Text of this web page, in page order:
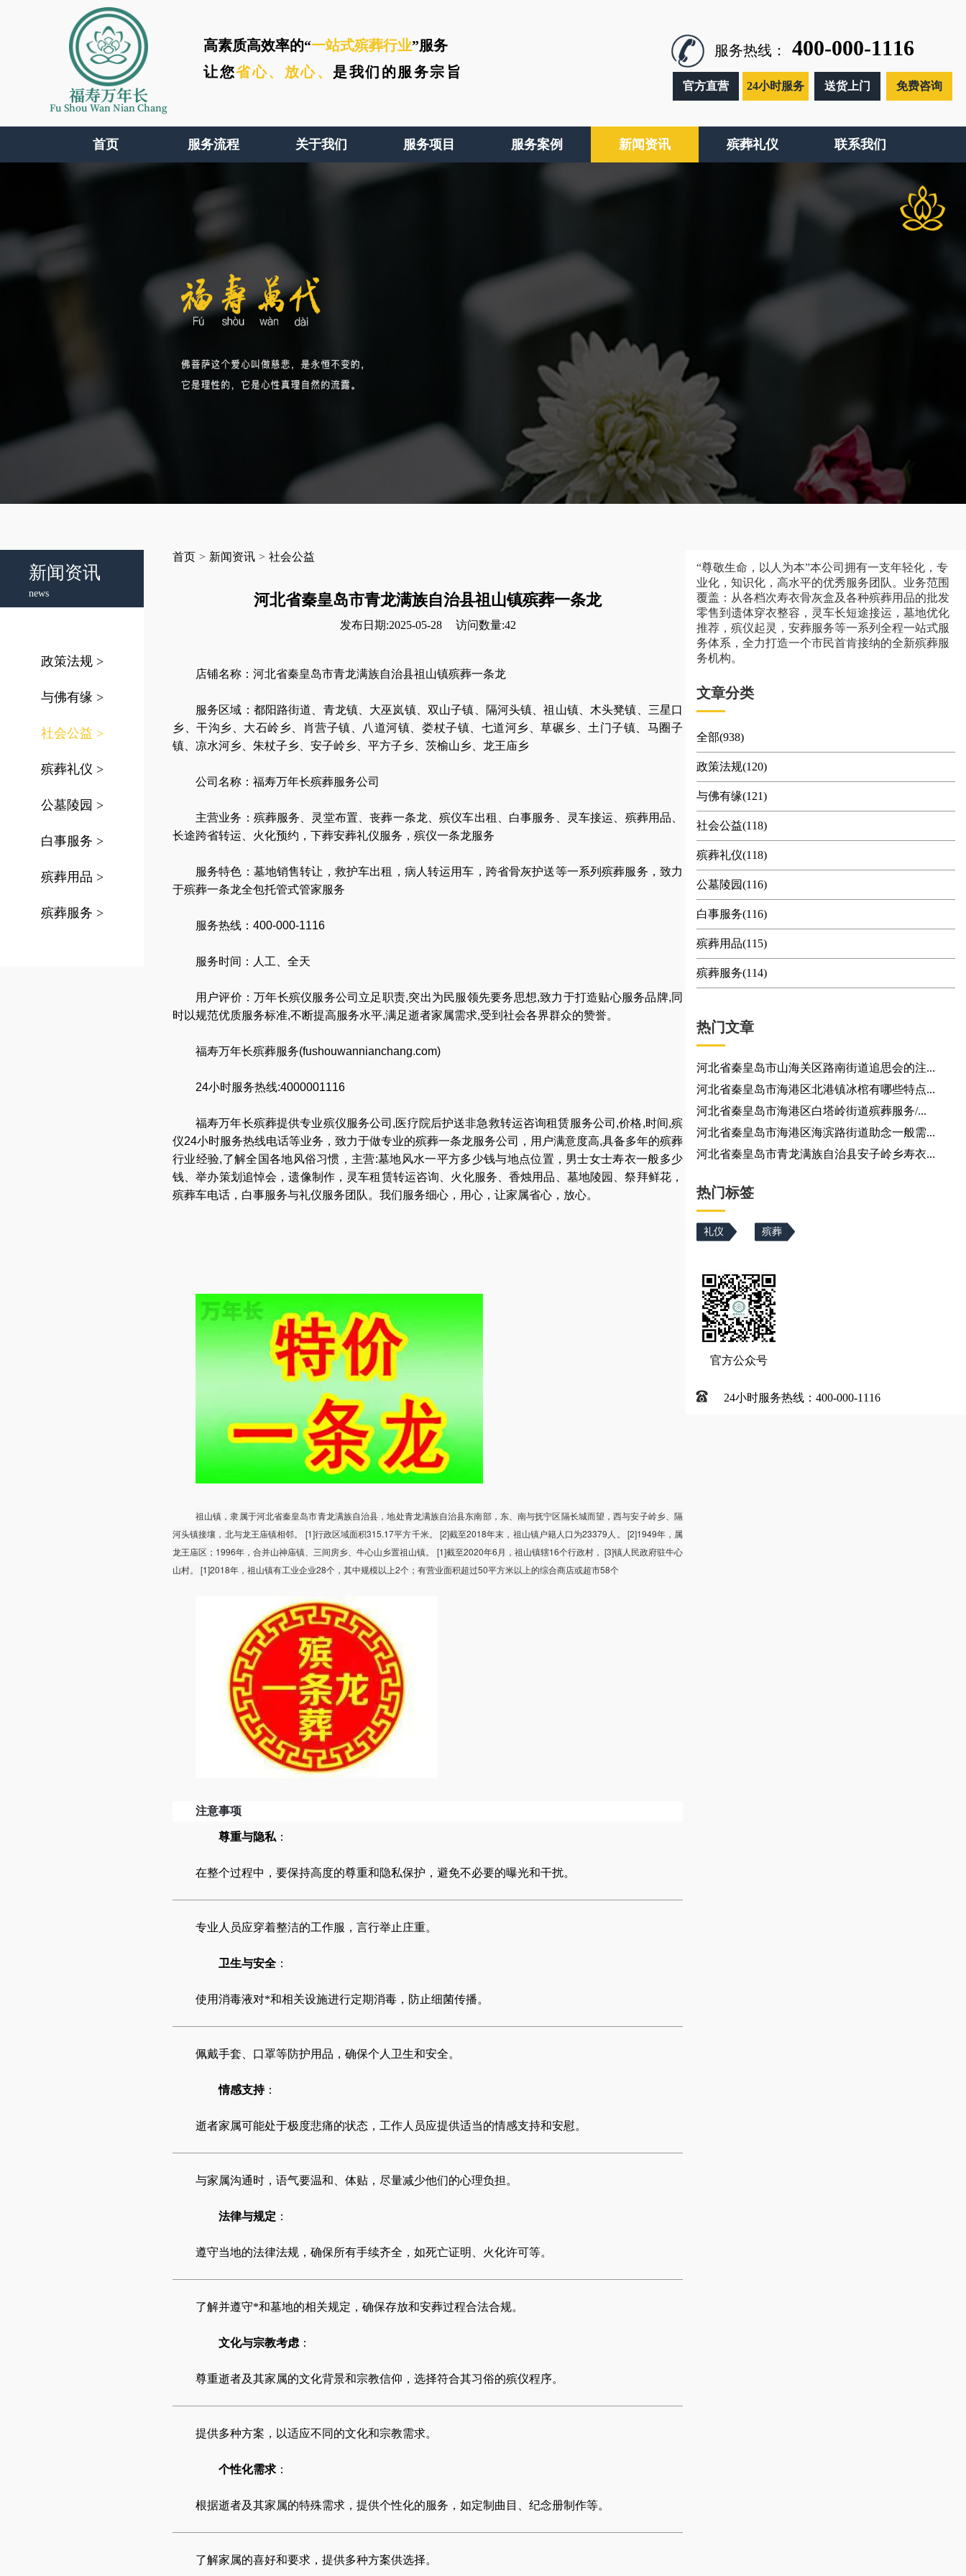
福寿万年长
Fu Shou Wan Nian Chang
高素质高效率的“一站式殡葬行业”服务
让您省心、 放心、 是我们的服务宗旨
服务热线： 400-000-1116
官方直营 24小时服务 送货上门 免费咨询
首页 服务流程 关于我们 服务项目 服务案例 新闻资讯 殡葬礼仪 联系我们
新闻资讯
news
政策法规 >
与佛有缘 >
社会公益 >
殡葬礼仪 >
公墓陵园 >
白事服务 >
殡葬用品 >
殡葬服务 >
首页 > 新闻资讯 > 社会公益
河北省秦皇岛市青龙满族自治县祖山镇殡葬一条龙
发布日期:2025-05-28 访问数量:42
店铺名称：河北省秦皇岛市青龙满族自治县祖山镇殡葬一条龙
服务区域： 都阳路街道、青龙镇、大巫岚镇、双山子镇、隔河头镇、祖山镇、木头凳镇、三星口
乡、干沟乡、大石岭乡、肖营子镇、八道河镇、娄杖子镇、七道河乡、草碾乡、土门子镇、马圈子
镇、凉水河乡、朱杖子乡、安子岭乡、平方子乡、茨榆山乡、龙王庙乡
公司名称： 福寿万年长殡葬服务公司
主营业务： 殡葬服务 灵堂布置 、丧葬一条龙 、殡仪车出租 白事服务 灵车接运 殡葬用品
长途跨省转运
火化预约 ， 下葬安葬礼仪服务 ， 殡仪一条龙服务
服务特色： 墓地销售转让 ， 救护车出租 ， 病人转运用车 ， 跨省骨灰护送等一系列殡葬服务， 致力
于殡葬一条龙全包托管式管家服务
服务热线：400-000-1116
服务时间：人工、全天
用户评价：万年长殡仪服务公司立足职责,突出为民服领先要务思想,致力于打造贴心服务品牌,同
时以规范优质服务标准,不断提高服务水平,满足逝者家属需求,受到社会各界群众的赞誉。
福寿万年长殡葬服务(fushouwannianchang.com)
24小时服务热线:4000001116
福寿万年长殡葬提供专业殡仪服务公司 ,医疗院后护送非急救转运咨询租赁服务公司 ,价格,时间,殡
仪24小时服务热线电话等业务，致力于做专业的殡葬一条龙服务公司
，用户满意度高,具备多年的殡葬
行业经验,了解全国各地风俗习惯 ，主营:墓地风水一平方多少钱与地点位置 ， 男士女士寿衣一般多少
钱 、举办策划追悼会 ，遗像制作， 灵车租赁转运咨询 火化服务 、香烛用品 墓地陵园 、祭拜鲜花 ，
殡葬车电话 ， 白事服务与礼仪服务团队 。我们服务细心，用心，让家属省心，放心。
祖山镇，隶属于河北省秦皇岛市青龙满族自治县，地处青龙满族自治县东南部，东、南与抚宁区隔长城而望，西与安子岭乡、隔
河头镇接壤，北与龙王庙镇相邻。 [1]行政区域面积315.17平方千米。 [2]截至2018年末，祖山镇户籍人口为23379人。 [2]1949年，属
龙王庙区；1996年，合并山神庙镇、三间房乡、牛心山乡置祖山镇。 [1]截至2020年6月，祖山镇辖16个行政村， [3]镇人民政府驻牛心
山村。 [1]2018年，祖山镇有工业企业28个，其中规模以上2个；有营业面积超过50平方米以上的综合商店或超市58个
注意事项
尊重与隐私 ：
在整个过程中，要保持高度的尊重和隐私保护，避免不必要的曝光和干扰。
专业人员应穿着整洁的工作服，言行举止庄重。
卫生与安全 ：
使用消毒液对*和相关设施进行定期消毒，防止细菌传播。
佩戴手套、口罩等防护用品，确保个人卫生和安全。
情感支持：
逝者家属可能处于极度悲痛的状态，工作人员应提供适当的情感支持和安慰。
与家属沟通时，语气要温和、体贴，尽量减少他们的心理负担。
法律与规定 ：
遵守当地的法律法规，确保所有手续齐全，如死亡证明、火化许可等。
了解并遵守*和墓地的相关规定，确保存放和安葬过程合法合规。
文化与宗教考虑 ：
尊重逝者及其家属的文化背景和宗教信仰，选择符合其习俗的殡仪程序。
提供多种方案，以适应不同的文化和宗教需求。
个性化需求 ：
根据逝者及其家属的特殊需求，提供个性化的服务，如定制曲目、纪念册制作等。
了解家属的喜好和要求，提供多种方案供选择。
“尊敬生命，以人为本”本公司拥有一支年轻化，专
业化，知识化，高水平的优秀服务团队。业务范围
覆盖：从各档次寿衣骨灰盒及各种殡葬用品的批发
零售到遗体穿衣整容，灵车长短途接运，墓地优化
推荐，殡仪起灵，安葬服务等一系列全程一站式服
务体系，全力打造一个市民首肯接纳的全新殡葬服
务机构。
文章分类
全部(938)
政策法规(120)
与佛有缘(121)
社会公益(118)
殡葬礼仪(118)
公墓陵园(116)
白事服务(116)
殡葬用品(115)
殡葬服务(114)
热门文章
河北省秦皇岛市山海关区路南街道追思会的注...
河北省秦皇岛市海港区北港镇冰棺有哪些特点...
河北省秦皇岛市海港区白塔岭街道殡葬服务/...
河北省秦皇岛市海港区海滨路街道助念一般需...
河北省秦皇岛市青龙满族自治县安子岭乡寿衣...
热门标签
礼仪 殡葬
官方公众号
24小时服务热线：400-000-1116